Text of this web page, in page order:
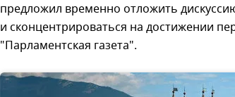
предложил временно отложить
и сконцентрироваться на достижении
"Парламентская газета".